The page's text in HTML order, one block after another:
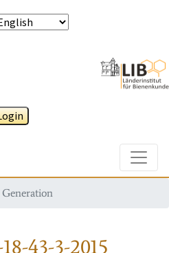
Generation
43-3-2015